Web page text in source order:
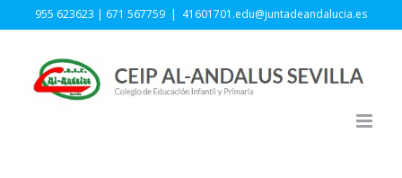
content
955 623623 | 671 567759 | 41601701.edu@juntadeandalucia.es